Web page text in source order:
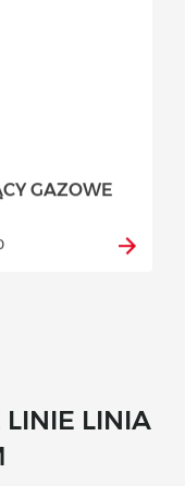
GAZOWE
LINIE LINIA